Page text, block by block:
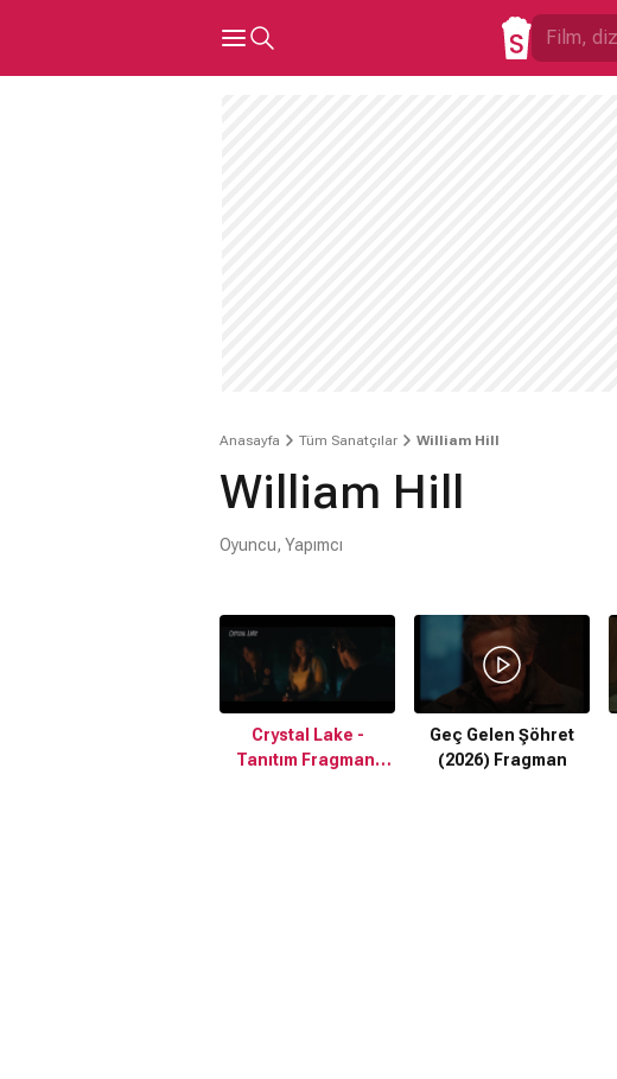
Anasayfa Tüm Sanatçılar William Hill
William Hill
Oyuncu, Yapımcı
Crystal Lake -
Tanıtım Fragmanı
Geç Gelen Şöhret
(2026) Fragman